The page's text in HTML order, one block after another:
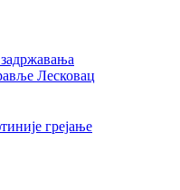
Лесковац
грејање